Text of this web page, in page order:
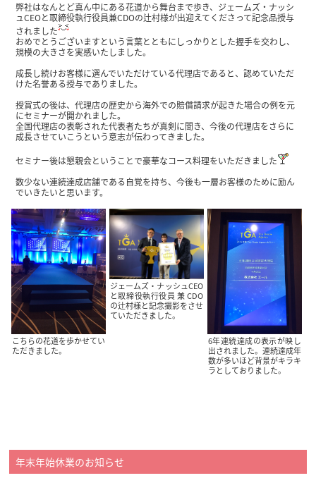
弊社はなんとど真ん中にある花道から舞台まで歩き、ジェームズ・ナッシ
ュCEOと取締役執行役員兼CDOの辻村様が出迎えてくださって記念品授与
されました
おめでとうございますという言葉とともにしっかりとした握手を交わし、
規模の大きさを実感いたしました。
成長し続けお客様に選んでいただけている代理店であると、認めていただ
けた名誉ある授与でありました。
授賞式の後は、代理店の歴史から海外での賠償請求が起きた場合の例を元
にセミナーが開かれました。
全国代理店の表彰された代表者たちが真剣に聞き、今後の代理店をさらに
成長させていこうという意志が伝わってきました。
セミナー後は懇親会ということで豪華なコース料理をいただきました
数少ない連続達成店舗である自覚を持ち、今後も一層お客様のために励ん
でいきたいと思います。
こちらの花道を歩かせてい
ただきました。
ジェームズ・ナッシュCEO
と取締役執行役員 兼 CDO
の辻村様と記念撮影をさせ
ていただきました。
6年連続達成の表示が映し
出されました。連続達成年
数が多いほど背景がキラキ
ラとしておりました。
年末年始休業のお知らせ